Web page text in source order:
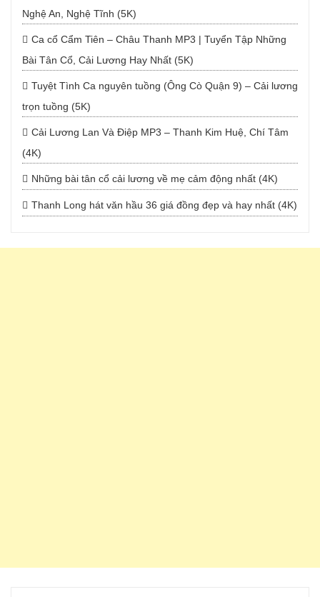
Nghệ An, Nghệ Tĩnh (5K)
Ca cổ Cẩm Tiên – Châu Thanh MP3 | Tuyển Tập Những
Bài Tân Cổ, Cải Lương Hay Nhất (5K)
Tuyệt Tình Ca nguyên tuồng (Ông Cò Quận 9) – Cải lương
trọn tuồng (5K)
Cải Lương Lan Và Điệp MP3 – Thanh Kim Huệ, Chí Tâm
(4K)
Những bài tân cổ cải lương về mẹ cảm động nhất (4K)
Thanh Long hát văn hầu 36 giá đồng đẹp và hay nhất (4K)